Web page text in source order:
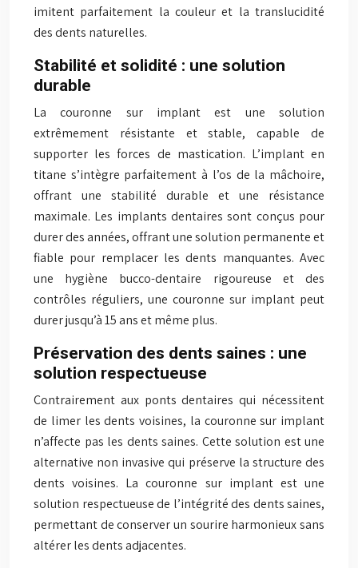
imitent parfaitement la couleur et la translucidité
des dents naturelles.
Stabilité et solidité : une solution
durable
La couronne sur implant est une solution
extrêmement résistante et stable, capable de
supporter les forces de mastication. L’implant en
titane s’intègre parfaitement à l’os de la mâchoire,
offrant une stabilité durable et une résistance
maximale. Les implants dentaires sont conçus pour
durer des années, offrant une solution permanente et
fiable pour remplacer les dents manquantes. Avec
une hygiène bucco-dentaire rigoureuse et des
contrôles réguliers, une couronne sur implant peut
durer jusqu’à 15 ans et même plus.
Préservation des dents saines : une
solution respectueuse
Contrairement aux ponts dentaires qui nécessitent
de limer les dents voisines, la couronne sur implant
n’affecte pas les dents saines. Cette solution est une
alternative non invasive qui préserve la structure des
dents voisines. La couronne sur implant est une
solution respectueuse de l’intégrité des dents saines,
permettant de conserver un sourire harmonieux sans
altérer les dents adjacentes.